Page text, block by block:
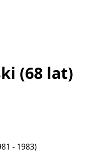
(68 lat)
- 1983)